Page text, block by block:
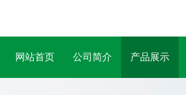
网站首页 公司简介 产品展示